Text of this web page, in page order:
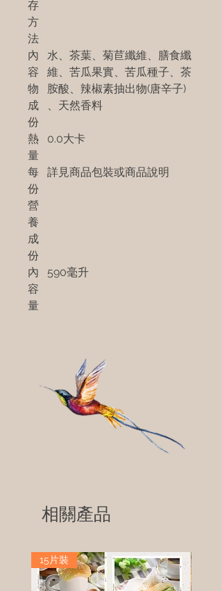
存
方
法
內
容
物
成
份
水、茶葉、菊苣纖維、膳食纖
維、苦瓜果實、苦瓜種子、茶
胺酸、辣椒素抽出物(唐辛子)
、天然香料
熱
量
0.0大卡
每
份
營
養
成
份
詳見商品包裝或商品說明
內
容
量
590毫升
相關產品
15片裝